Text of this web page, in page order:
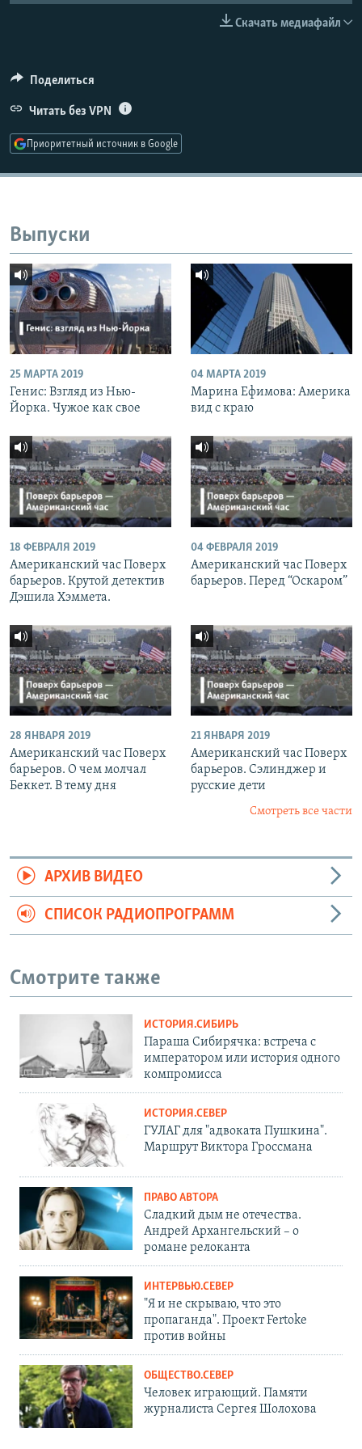
СОЦИАЛЬНЫЕ СЕТИ
Скачать медиафайл
Поделиться
Читать без VPN
Приоритетный источник в Google
Выпуски
25 МАРТА 2019
Генис: Взгляд из Нью-
Йорка. Чужое как свое
04 МАРТА 2019
Марина Ефимова: Америка
вид с краю
18 ФЕВРАЛЯ 2019
Американский час Поверх
барьеров. Крутой детектив
Дэшила Хэммета.
04 ФЕВРАЛЯ 2019
Американский час Поверх
барьеров. Перед “Оскаром”
28 ЯНВАРЯ 2019
Американский час Поверх
барьеров. О чем молчал
Беккет. В тему дня
21 ЯНВАРЯ 2019
Американский час Поверх
барьеров. Сэлинджер и
русские дети
Смотреть все части
АРХИВ ВИДЕО
СПИСОК РАДИОПРОГРАММ
Смотрите также
ИСТОРИЯ.СИБИРЬ
Параша Сибирячка: встреча с
императором или история одного
компромисса
ИСТОРИЯ.СЕВЕР
ГУЛАГ для "адвоката Пушкина".
Маршрут Виктора Гроссмана
ПРАВО АВТОРА
Сладкий дым не отечества.
Андрей Архангельский – о
романе релоканта
ИНТЕРВЬЮ.СЕВЕР
"Я и не скрываю, что это
пропаганда". Проект Fertoke
против войны
ОБЩЕСТВО.СЕВЕР
Человек играющий. Памяти
журналиста Сергея Шолохова